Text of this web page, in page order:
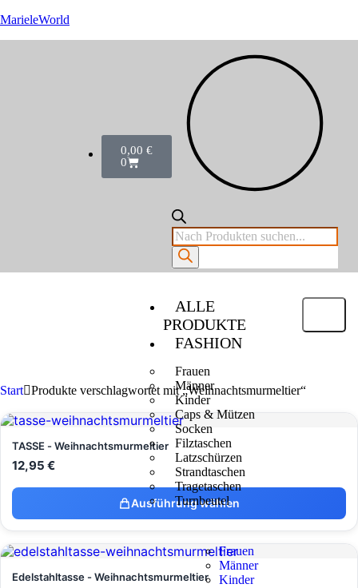
MarieleWorld
0,00 €
0
ALLE
PRODUKTE
FASHION
Frauen
Männer
Kinder
Caps & Mützen
Socken
Filztaschen
Latzschürzen
Strandtaschen
Tragetaschen
Turnbeutel
Frauen
Männer
Kinder
Start Produkte verschlagwortet mit „Weihnachtsmurmeltier“
TASSE - Weihnachtsmurmeltier
12,95 €
Ausführung wählen
Edelstahltasse - Weihnachtsmurmeltier